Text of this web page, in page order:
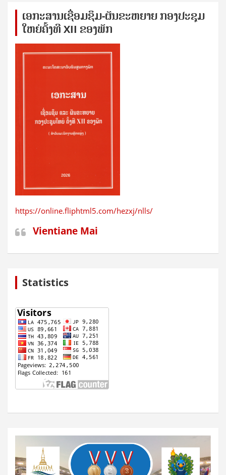
ເອກ​ະ​ສານ​ເຊ​ື່ອມ​ຊ​ຶມ-ຜັນ​ຂະ​ຫ​ຍາຍ ກອງ​ປະ​ຊຸມ​
ໃຫຍ່​ຄັ້ງ​ທີ XII ຂອງ​ພັກ
https://online.fliphtml5.com/hezxj/nlls/
Vientiane Mai
Statistics